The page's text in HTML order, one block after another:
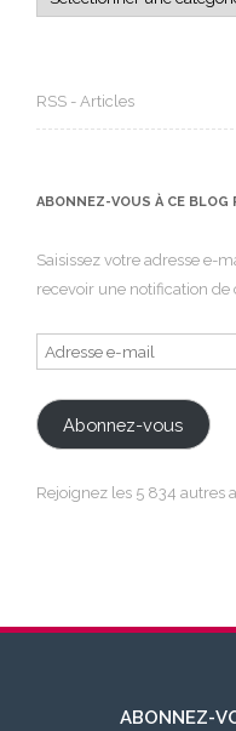
RSS - Articles
ABONNEZ-VOUS À CE BLOG
Saisissez votre adresse e-
recevoir une notification de
Adresse
e-
mail
Abonnez-vous
Rejoignez les 5 834 autres
ABONNEZ-